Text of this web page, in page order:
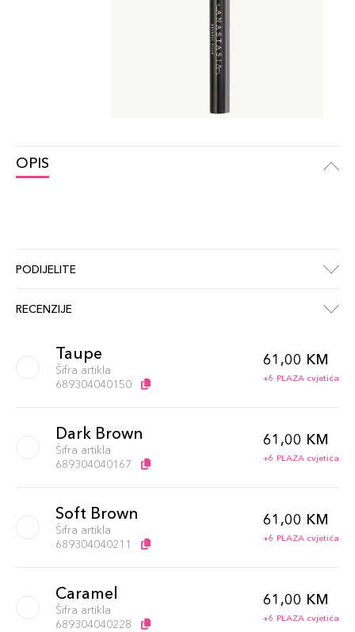
OPIS
PODIJELITE
RECENZIJE
Taupe
Šifra artikla
689304040150
61,00 KM
+6 PLAZA cvjetića
Dark Brown
Šifra artikla
689304040167
61,00 KM
+6 PLAZA cvjetića
Soft Brown
Šifra artikla
689304040211
61,00 KM
+6 PLAZA cvjetića
Caramel
Šifra artikla
689304040228
61,00 KM
+6 PLAZA cvjetića